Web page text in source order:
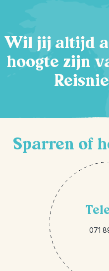
Wil jij altijd
hoogte zijn
Sparren of
071